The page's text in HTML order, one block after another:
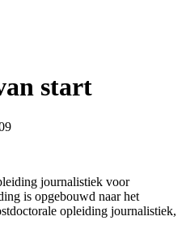
start
journalistiek voor
is opgebouwd naar het
opleiding journalistiek,